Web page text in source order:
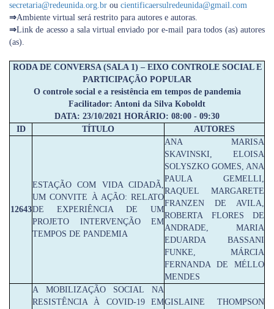
secretaria@redeunida.org.br ou cientificaersulredeunida@gmail.com
⇒Ambiente virtual será restrito para autores e autoras.
⇒Link de acesso a sala virtual enviado por e-mail para todos (as) autores
(as).
RODA DE CONVERSA (SALA 1) – EIXO CONTROLE SOCIAL E
PARTICIPAÇÃO POPULAR
O controle social e a resistência em tempos de pandemia
Facilitador: Antoni da Silva Koboldt
DATA: 23/10/2021 HORÁRIO: 08:00 - 09:30
ID
TÍTULO AUTORES
12643
ESTAÇÃO COM VIDA CIDADÃ,
UM CONVITE À AÇÃO: RELATO
DE EXPERIÊNCIA DE UM
PROJETO INTERVENÇÃO EM
TEMPOS DE PANDEMIA
ANA MARISA
SKAVINSKI, ELOISA
SOLYSZKO GOMES, ANA
PAULA GEMELLI,
RAQUEL MARGARETE
FRANZEN DE AVILA,
ROBERTA FLORES DE
ANDRADE, MARIA
EDUARDA BASSANI
FUNKE, MÁRCIA
FERNANDA DE MÉLLO
MENDES
A MOBILIZAÇÃO SOCIAL NA
RESISTÊNCIA À COVID-19 EMGISLAINE THOMPSON